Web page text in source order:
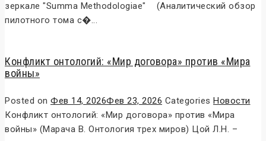
зеркале "Summa Methodologiae" (Аналитический обзор
пилотного тома с�...
Конфликт онтологий: «Мир договора» против «Мира
войны»
Posted on Фев 14, 2026Фев 23, 2026 Categories Новости
Конфликт онтологий: «Мир договора» против «Мира
войны» (Марача В. Онтология трех миров) Цой Л.Н. –